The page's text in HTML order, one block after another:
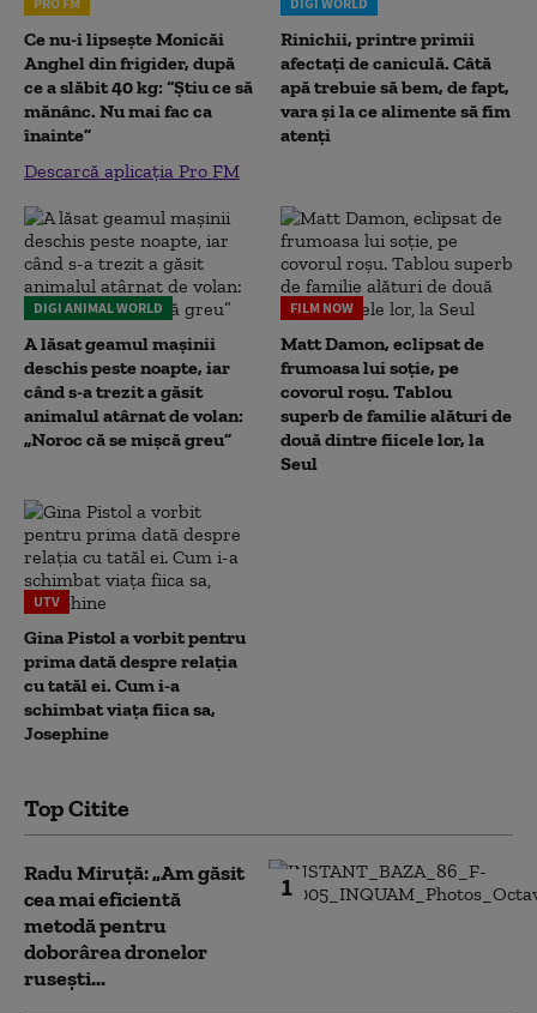
Ce nu-i lipsește Monicăi
Anghel din frigider, după
ce a slăbit 40 kg: “Știu ce să
mănânc. Nu mai fac ca
înainte”
Descarcă aplicația Pro FM
Rinichii, printre primii
afectați de caniculă. Câtă
apă trebuie să bem, de fapt,
vara și la ce alimente să fim
atenți
DIGI ANIMAL WORLD
A lăsat geamul mașinii
deschis peste noapte, iar
când s-a trezit a găsit
animalul atârnat de volan:
„Noroc că se mișcă greu”
FILM NOW
Matt Damon, eclipsat de
frumoasa lui soție, pe
covorul roșu. Tablou
superb de familie alături de
două dintre fiicele lor, la
Seul
UTV
Gina Pistol a vorbit pentru
prima dată despre relația
cu tatăl ei. Cum i-a
schimbat viața fiica sa,
Josephine
Top Citite
1
Radu Miruță: „Am găsit
cea mai eficientă
metodă pentru
doborârea dronelor
rusești...